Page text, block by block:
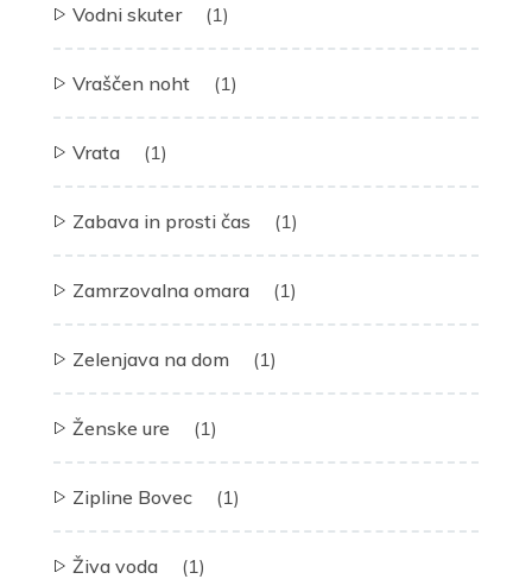
Vodni skuter (1)
Vraščen noht (1)
Vrata (1)
Zabava in prosti čas (1)
Zamrzovalna omara (1)
Zelenjava na dom (1)
Ženske ure (1)
Zipline Bovec (1)
Živa voda (1)